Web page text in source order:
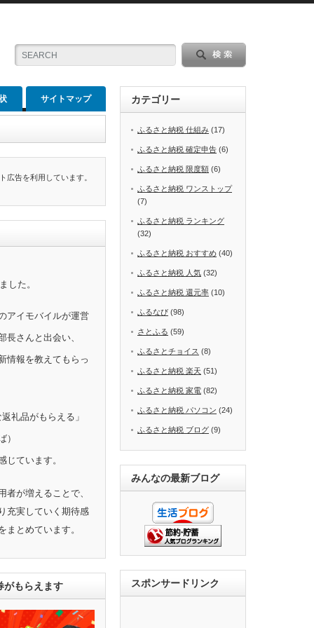
サイトマップ
広告を利用しています。
した。
アイモバイルが運営
長さんと出会い、
情報を教えてもらっ
礼品がもらえる」
）
じています。
者が増えることで、
充実していく期待感
まとめています。
がもらえます
カテゴリー
ふるさと納税 仕組み (17)
ふるさと納税 確定申告 (6)
ふるさと納税 限度額 (6)
ふるさと納税 ワンストップ
(7)
ふるさと納税 ランキング
(32)
ふるさと納税 おすすめ (40)
ふるさと納税 人気 (32)
ふるさと納税 還元率 (10)
ふるなび (98)
さとふる (59)
ふるさとチョイス (8)
ふるさと納税 楽天 (51)
ふるさと納税 家電 (82)
ふるさと納税 パソコン (24)
ふるさと納税 ブログ (9)
みんなの最新ブログ
スポンサードリンク